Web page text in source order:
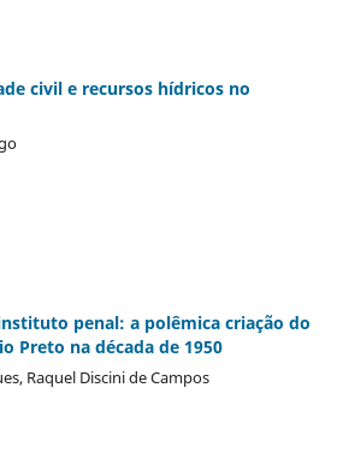
civil e recursos hídricos no
penal: a polêmica criação do
Preto na década de 1950
Raquel Discini de Campos